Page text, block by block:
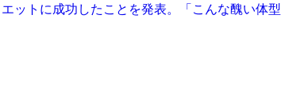
ットに成功したことを発表。「こんな醜い体